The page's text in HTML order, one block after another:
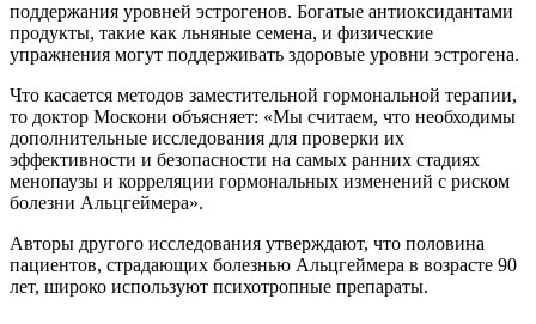
поддержания уровней эстрогенов. Богатые антиоксидантами
продукты, такие как льняные семена, и физические
упражнения могут поддерживать здоровые уровни эстрогена.
Что касается методов заместительной гормональной терапии,
то доктор Москони объясняет: «Мы считаем, что необходимы
дополнительные исследования для проверки их
эффективности и безопасности на самых ранних стадиях
менопаузы и корреляции гормональных изменений с риском
болезни Альцгеймера».
Авторы другого исследования утверждают, что половина
пациентов, страдающих болезнью Альцгеймера в возрасте 90
лет, широко используют психотропные препараты.